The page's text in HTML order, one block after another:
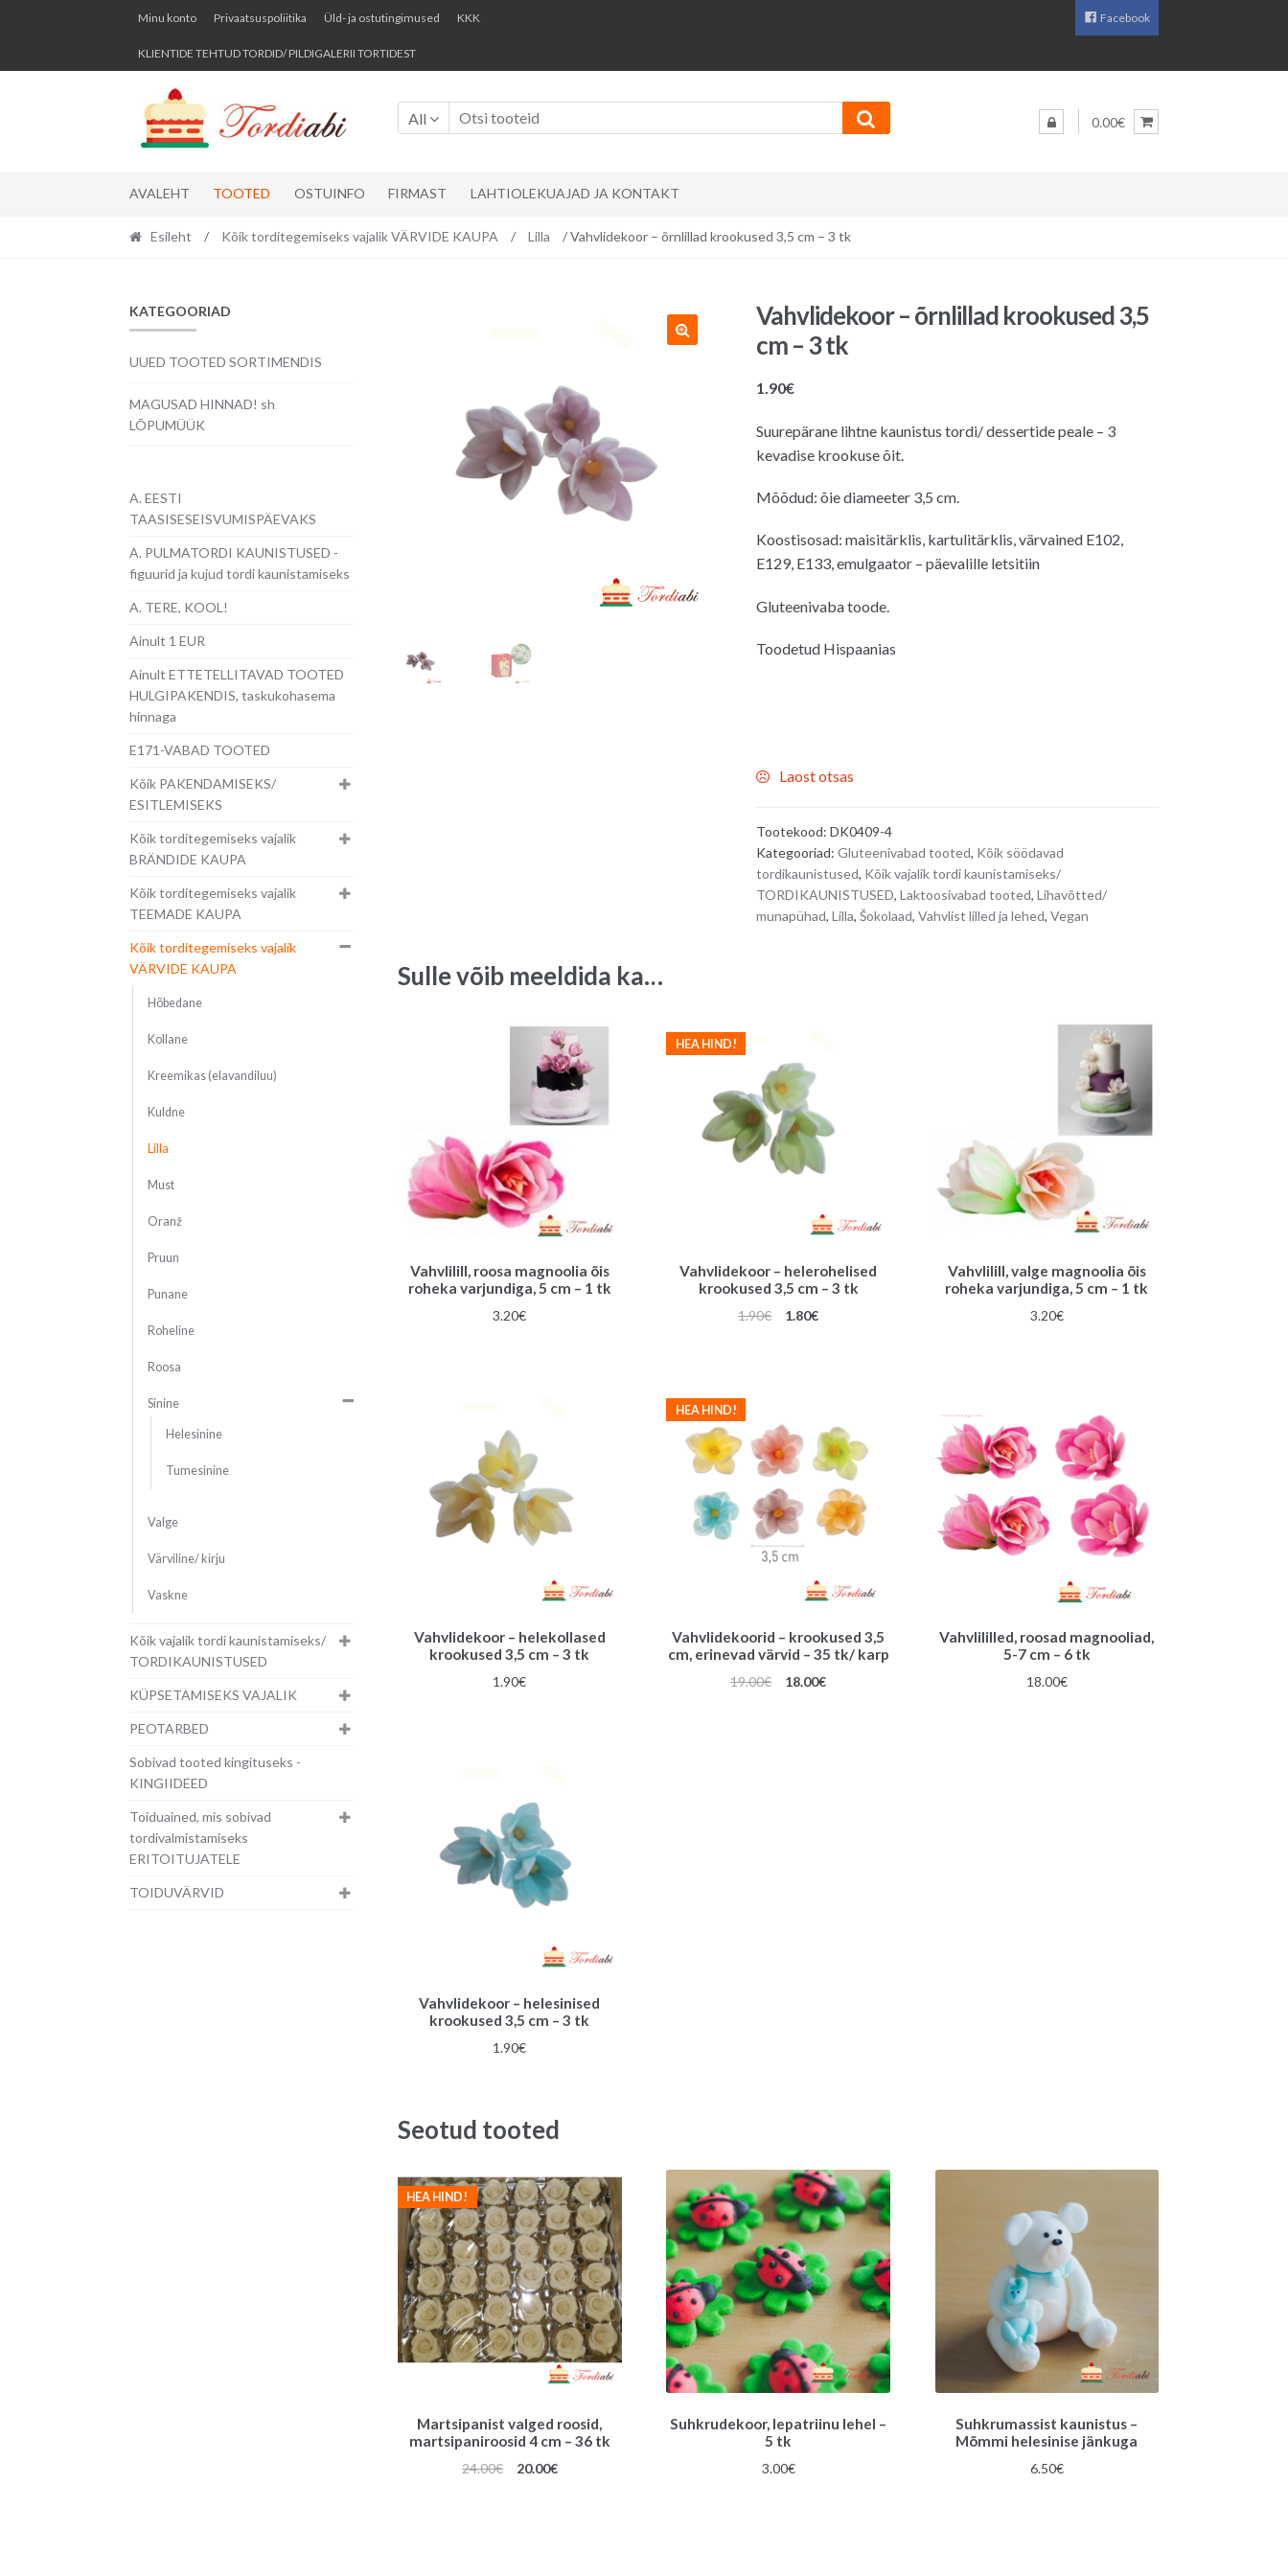
Skip
navigation
Skip
content
Minu konto Privaatsuspoliitika Üld- ja ostutingimused KKK
KLIENTIDE TEHTUD TORDID/ PILDIGALERII TORTIDEST
Facebook
All 0.00€
AVALEHT TOOTED OSTUINFO FIRMAST LAHTIOLEKUAJAD JA KONTAKT
Esileht / Kõik torditegemiseks vajalik VÄRVIDE KAUPA / Lilla / Vahvlidekoor – õrnlillad krookused 3,5 cm – 3 tk
Vahvlidekoor – õrnlillad krookused 3,5
cm – 3 tk
1.90€
Suurepärane lihtne kaunistus tordi/ dessertide peale – 3
kevadise krookuse õit.
Mõõdud: õie diameeter 3,5 cm.
Koostisosad: maisitärklis, kartulitärklis, värvained E102,
E129, E133, emulgaator – päevalille letsitiin
Gluteenivaba toode.
Toodetud Hispaanias
Laost otsas
Tootekood: DK0409-4
Kategooriad: Gluteenivabad tooted, Kõik söödavad
tordikaunistused, Kõik vajalik tordi kaunistamiseks/
TORDIKAUNISTUSED, Laktoosivabad tooted, Lihavõtted/
munapühad, Lilla, Šokolaad, Vahvlist lilled ja lehed, Vegan
Sulle võib meeldida ka…
Vahvlilill, roosa magnoolia õis
roheka varjundiga, 5 cm – 1 tk
3.20€
Vahvlidekoor – helerohelised
krookused 3,5 cm – 3 tk
HEA HIND!
1.90€
Algne
1.80€Praegune
Vahvlilill, valge magnoolia õis
roheka varjundiga, 5 cm – 1 tk
3.20€
Vahvlidekoor – helekollased
krookused 3,5 cm – 3 tk
1.90€
Vahvlidekoorid – krookused 3,5
cm, erinevad värvid – 35 tk/ karp
HEA HIND!
19.00€
Algne
18.00€Praegune
Vahvlililled, roosad magnooliad,
5-7 cm – 6 tk
18.00€
Vahvlidekoor – helesinised
krookused 3,5 cm – 3 tk
1.90€
Seotud tooted
Martsipanist valged roosid,
martsipaniroosid 4 cm – 36 tk
HEA HIND!
24.00€
Algne
20.00€Praegune
Suhkrudekoor, lepatriinu lehel –
5 tk
3.00€
Suhkrumassist kaunistus –
Mõmmi helesinise jänkuga
6.50€
KATEGOORIAD
UUED TOOTED SORTIMENDIS
MAGUSAD HINNAD! sh
LÕPUMÜÜK
A. EESTI
TAASISESEISVUMISPÄEVAKS
A. PULMATORDI KAUNISTUSED -
figuurid ja kujud tordi kaunistamiseks
A. TERE, KOOL!
Ainult 1 EUR
Ainult ETTETELLITAVAD TOOTED
HULGIPAKENDIS, taskukohasema
hinnaga
E171-VABAD TOOTED
Kõik PAKENDAMISEKS/
ESITLEMISEKS
Kõik torditegemiseks vajalik
BRÄNDIDE KAUPA
Kõik torditegemiseks vajalik
TEEMADE KAUPA
Kõik torditegemiseks vajalik
VÄRVIDE KAUPA
Hõbedane
Kollane
Kreemikas (elavandiluu)
Kuldne
Lilla
Must
Oranž
Pruun
Punane
Roheline
Roosa
Sinine
Helesinine
Tumesinine
Valge
Värviline/ kirju
Vaskne
Kõik vajalik tordi kaunistamiseks/
TORDIKAUNISTUSED
KÜPSETAMISEKS VAJALIK
PEOTARBED
Sobivad tooted kingituseks -
KINGIIDEED
Toiduained, mis sobivad
tordivalmistamiseks
ERITOITUJATELE
TOIDUVÄRVID